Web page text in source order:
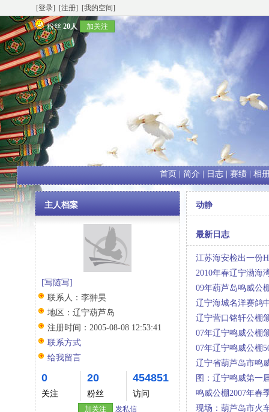
[登录] [注册] [我的空间]
粉丝 20人 加关注
首页 简介 日志| 赛绩| 相
主人档案
[写随写]
联系人： 李翀昊
地区： 辽宁葫芦岛
注册时间： 2005-08-08 12:53:41
联系方式
给我留言
0
关注
20
粉丝
454851
访问
加关注 发私信
动静
最新日志
江苏海安检出一份
2010年春辽宁渤海
09年葫芦岛鸣威公
辽宁海城名洋赛鸽
辽宁营口铭轩公棚
07年辽宁鸣威公棚
07年辽宁鸣威公棚
辽宁省葫芦岛市鸣
图：辽宁鸣威第一
鸣威公棚2007年春
现场：葫芦岛市火